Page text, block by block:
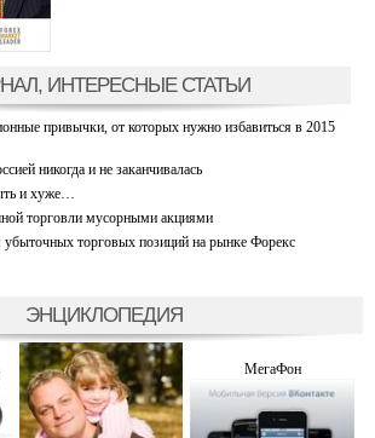
ИНТЕРЕСНЫЕ СТАТЬИ
привычки, от которых нужно избавиться в 2015
никогда и не заканчивалась
и хуже…
торговли мусорными акциями
торговых позиций на рынке Форекс
ЭНЦИКЛОПЕДИЯ
МегаФон